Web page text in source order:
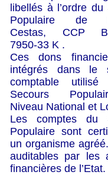
libellés à l’ordre du
Populaire de
Cestas, CCP
7950-33 K .
Ces dons
intégrés dans le
comptable
Secours
Niveau National et
Les comptes du
Populaire sont
un organisme
auditables par les
financières de l’Etat.